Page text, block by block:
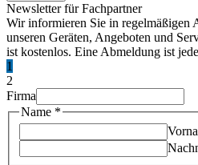
Newsletter für Fachpartner
Wir informieren Sie in regelmäßigen
unseren Geräten, Angeboten und
ist kostenlos. Eine Abmeldung ist
1
2
Firma
Name *